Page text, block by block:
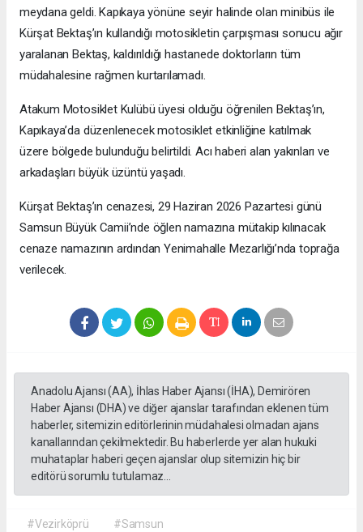
meydana geldi. Kapıkaya yönüne seyir halinde olan minibüs ile
Kürşat Bektaş’ın kullandığı motosikletin çarpışması sonucu ağır
yaralanan Bektaş, kaldırıldığı hastanede doktorların tüm
müdahalesine rağmen kurtarılamadı.
Atakum Motosiklet Kulübü üyesi olduğu öğrenilen Bektaş’ın,
Kapıkaya’da düzenlenecek motosiklet etkinliğine katılmak
üzere bölgede bulunduğu belirtildi. Acı haberi alan yakınları ve
arkadaşları büyük üzüntü yaşadı.
Kürşat Bektaş’ın cenazesi, 29 Haziran 2026 Pazartesi günü
Samsun Büyük Camii’nde öğlen namazına mütakip kılınacak
cenaze namazının ardından Yenimahalle Mezarlığı’nda toprağa
verilecek.
Anadolu Ajansı (AA), İhlas Haber Ajansı (İHA), Demirören
Haber Ajansı (DHA) ve diğer ajanslar tarafından eklenen tüm
haberler, sitemizin editörlerinin müdahalesi olmadan ajans
kanallarından çekilmektedir. Bu haberlerde yer alan hukuki
muhataplar haberi geçen ajanslar olup sitemizin hiç bir
editörü sorumlu tutulamaz...
#Vezirköprü
#Samsun